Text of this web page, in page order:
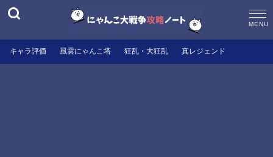
M
N
キャラ評価 風雲にゃんこ塔 狂乱・大狂乱 真レジェンド